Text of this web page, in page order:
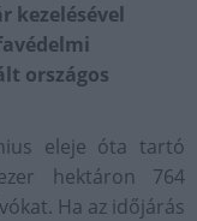
kezelésével
országos
eleje óta tartó
hektáron 764
Ha az időjárás